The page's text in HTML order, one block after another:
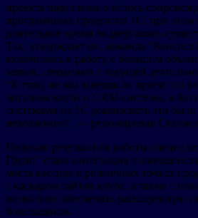
проекта параллельно велось
программных продуктов 1С, при этом
длительное время подвергались
Так, утверждает он, команда “Консист
включилась в работу с большим
заявок, связанных с текущей
“К тому же мы завершали проект по
магазина клуба и CRM-системы, а без
системами на 1С реализовать это
невозможно”, — резюмировал
Главным результатом работы
Групп” стала интеграция
места кассира в розничных точках
с каскадом сайтов клуба, а также с
позволило обеспечить расширенную
болельщиков.